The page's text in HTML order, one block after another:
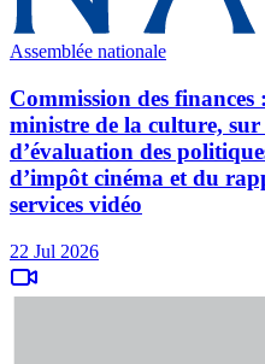
Assemblée nationale
Commission des
ministre de la culture,
d’évaluation des
d’impôt cinéma et du
services vidéo
22 Jul 2026